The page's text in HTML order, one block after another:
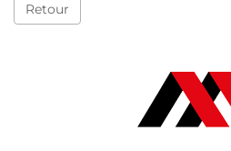
Retour